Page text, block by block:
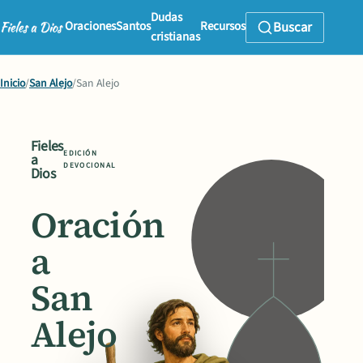
OracionesSantos
Dudas
cristianas
Recursos Buscar
Inicio/San Alejo/San Alejo
Fieles
a
Dios
EDICIÓN
DEVOCIONAL
Oración
a
San
Alejo